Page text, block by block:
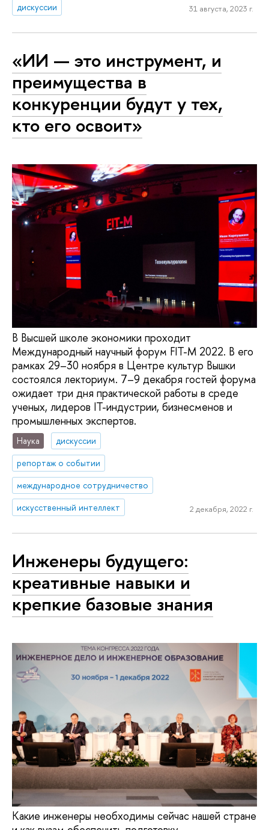
дискуссии
31 августа, 2023 г.
«ИИ — это инструмент, и
преимущества в
конкуренции будут у тех,
кто его освоит»
В Высшей школе экономики проходит
Международный научный форум FIT-M 2022. В его
рамках 29–30 ноября в Центре культур Вышки
состоялся лекториум. 7–9 декабря гостей форума
ожидает три дня практической работы в среде
ученых, лидеров IT-индустрии, бизнесменов и
промышленных экспертов.
Наука
дискуссии
репортаж о событии
международное сотрудничество
искусственный интеллект
2 декабря, 2022 г.
Инженеры будущего:
креативные навыки и
крепкие базовые знания
Какие инженеры необходимы сейчас нашей стране